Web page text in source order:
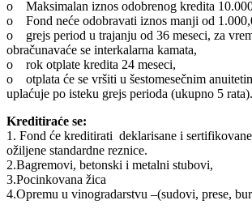
o Maksimalan iznos odobrenog kredita
o Fond neće odobravati iznos manji od
o grejs period u trajanju od 36 meseci, za
obračunavaće se interkalarna kamata,
o rok otplate kredita 24 meseci,
o otplata će se vršiti u šestomesečnim
uplaćuje po isteku grejs perioda (ukupno 5 rata).
Kreditiraće se:
1. Fond će kreditirati deklarisane i
ožiljene standardne reznice.
2.Bagremovi, betonski i metalni stubovi,
3.Pocinkovana žica
4.Opremu u vinogradarstvu –(sudovi, prese,